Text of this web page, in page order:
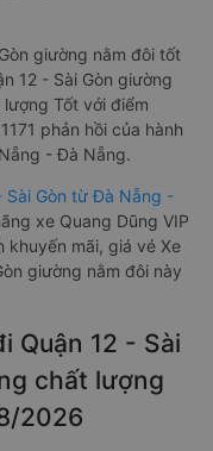
giường nằm đôi tốt
12 - Sài Gòn giường
Tốt với điểm
phản hồi của hành
- Đà Nẵng.
Sài Gòn từ Đà Nẵng -
xe Quang Dũng VIP
khuyến mãi, giá vé Xe
giường nằm đôi này
Quận 12 - Sài
chất lượng
2026